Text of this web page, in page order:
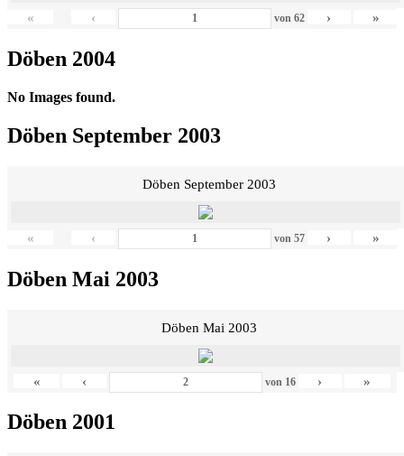
« ‹ von 62 › »
Döben 2004
No Images found.
Döben September 2003
Döben September 2003
« ‹ von 57 › »
Döben Mai 2003
Döben Mai 2003
« ‹ von 16 › »
Döben 2001